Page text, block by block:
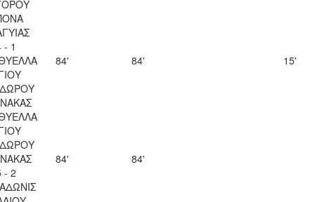
- 1
84' 84' 15'
- 2
84' 84'